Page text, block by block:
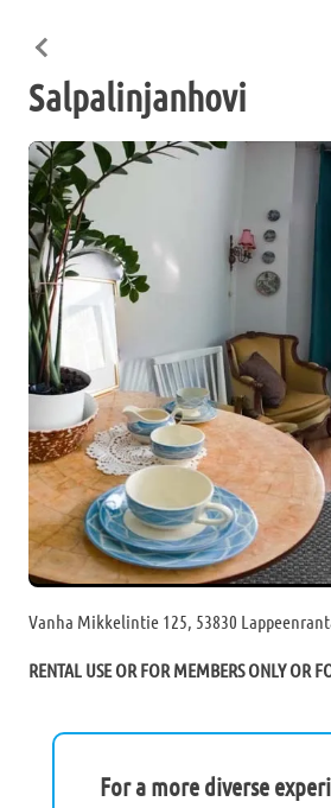
Salpalinjanhovi
Vanha Mikkelintie 125, 53830
RENTAL USE OR FOR MEMBERS ONLY OR
For a more diverse